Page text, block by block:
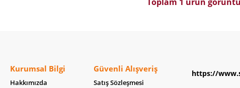
Toplam 1 ürün
Kurumsal Bilgi
Hakkımızda
Güvenli Alışveriş
Satış Sözleşmesi
https://